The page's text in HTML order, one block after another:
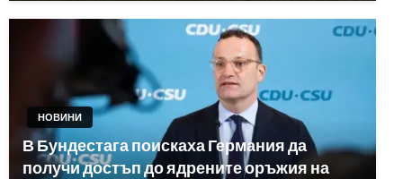
НОВИНИ
В Бундестага поискаха Германия да
получи достъп до ядрените оръжия на